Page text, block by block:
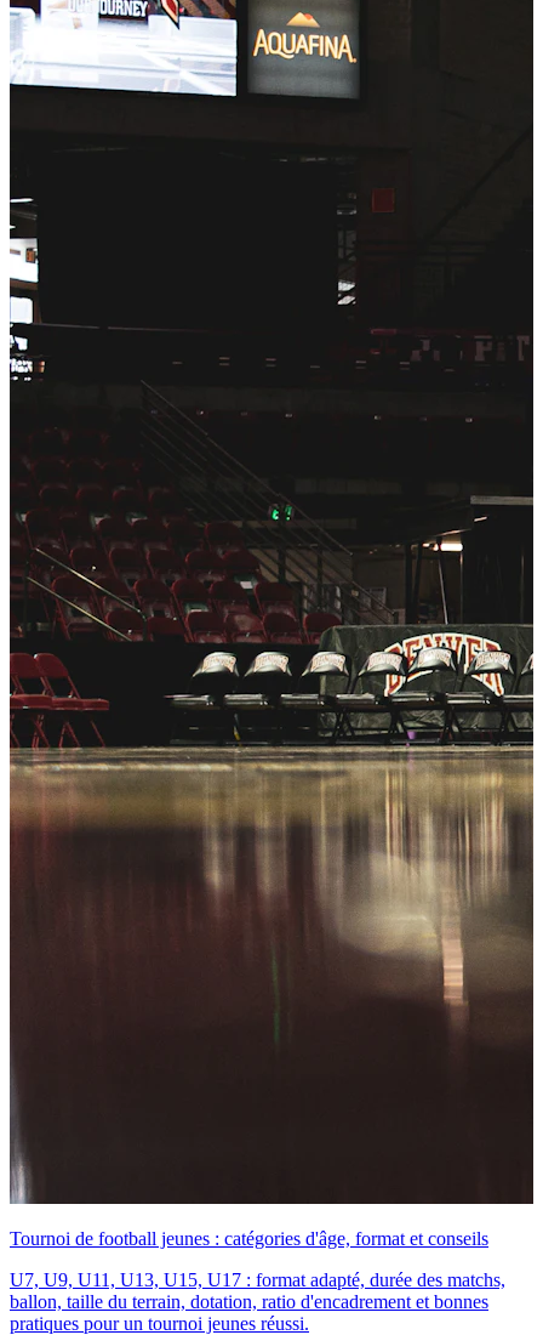
Tournoi de football jeunes : catégories d'âge, format et conseils
U7, U9, U11, U13, U15, U17 : format adapté, durée des matchs,
ballon, taille du terrain, dotation, ratio d'encadrement et bonnes
pratiques pour un tournoi jeunes réussi.